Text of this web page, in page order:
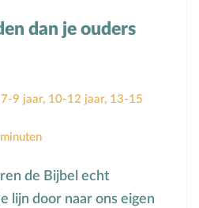
opvoedkringen
dan je ouders
7-9 jaar, 10-12 jaar, 13-15
de Bijbel echt
lijn door naar ons eigen